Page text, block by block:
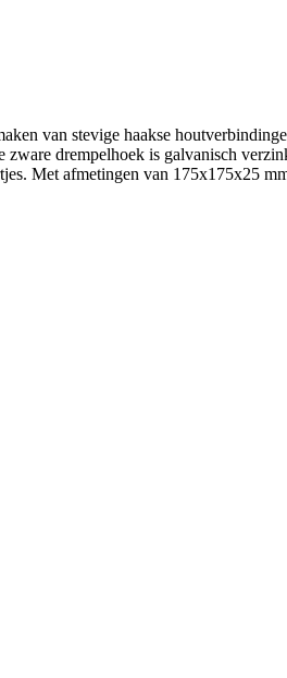
van stevige haakse
drempelhoek is galvanisch
Met afmetingen van 175x175x25